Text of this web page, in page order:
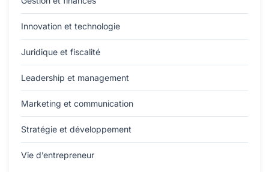
Innovation et technologie
Juridique et fiscalité
Leadership et management
Marketing et communication
Stratégie et développement
Vie d’entrepreneur